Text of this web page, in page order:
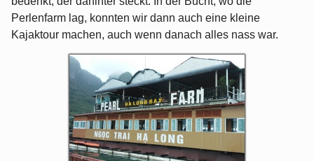
Perlenfarm lag, konnten wir dann auch eine kleine
Kajaktour machen, auch wenn danach alles nass war.